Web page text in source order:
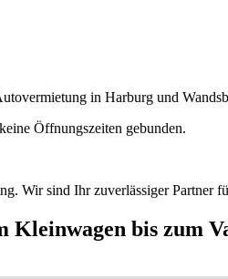
in Harburg und
Öffnungszeiten gebunden.
Wir sind Ihr zuverlässiger Partner
Kleinwagen bis zum